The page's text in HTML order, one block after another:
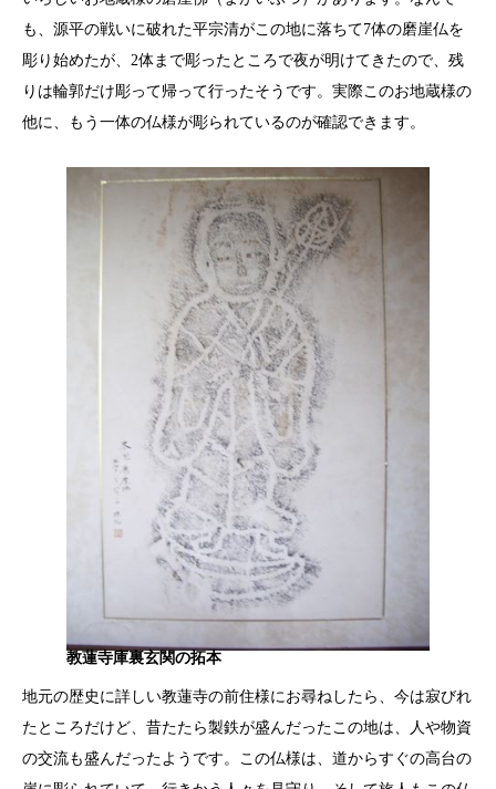
も、源平の戦いに破れた平宗清がこの地に落ちて7体の磨崖仏を
彫り始めたが、2体まで彫ったところで夜が明けてきたので、残
りは輪郭だけ彫って帰って行ったそうです。実際このお地蔵様の
他に、もう一体の仏様が彫られているのが確認できます。
教蓮寺庫裏玄関の拓本
地元の歴史に詳しい教蓮寺の前住様にお尋ねしたら、今は寂びれ
たところだけど、昔たたら製鉄が盛んだったこの地は、人や物資
の交流も盛んだったようです。この仏様は、道からすぐの高台の